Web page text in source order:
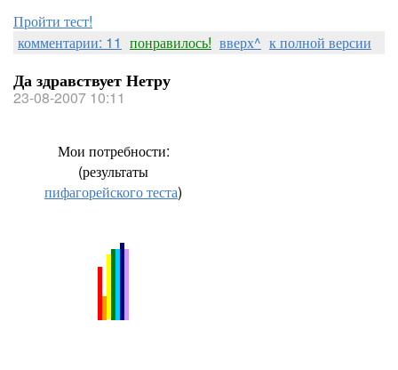
Пройти тест!
комментарии: 11 понравилось! вверх^ к полной версии
Да здравствует Нетру
23-08-2007 10:11
Мои потребности:
(результаты
пифагорейского теста)